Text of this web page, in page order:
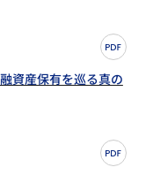
資産保有を巡る真の